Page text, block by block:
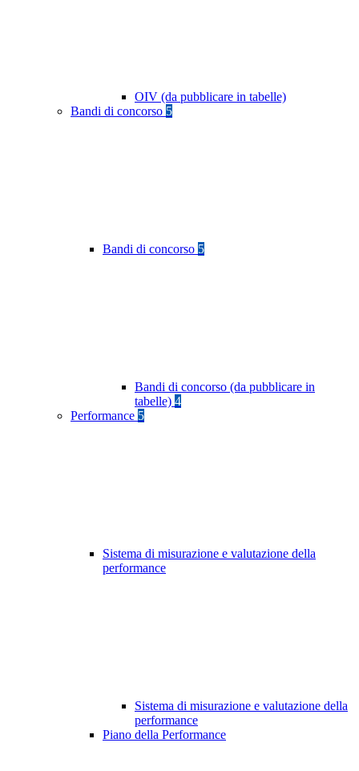
OIV (da pubblicare in tabelle)
Bandi di concorso 5
Bandi di concorso 5
Bandi di concorso (da pubblicare in
tabelle) 4
Performance 5
Sistema di misurazione e valutazione della
performance
Sistema di misurazione e valutazione della
performance
Piano della Performance